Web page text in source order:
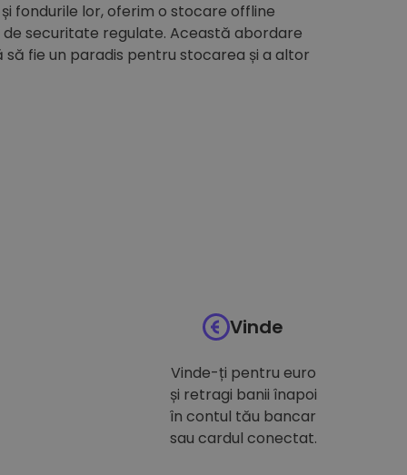
fondurile lor, oferim o stocare offline
securitate regulate. Această abordare
fie un paradis pentru stocarea și a altor
Vinde
Vinde-ți pentru euro
și retragi banii înapoi
în contul tău bancar
sau cardul conectat.